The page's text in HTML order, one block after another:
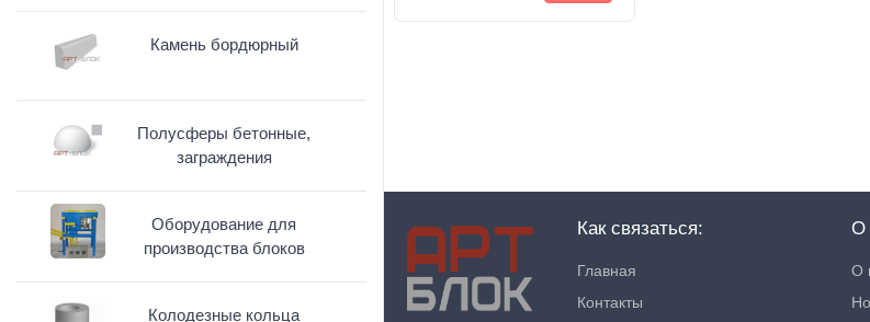
Камень бордюрный
Полусферы бетонные,
заграждения
Оборудование для
производства блоков
Колодезные кольца
Как связаться:
Главная
Контакты
О
О